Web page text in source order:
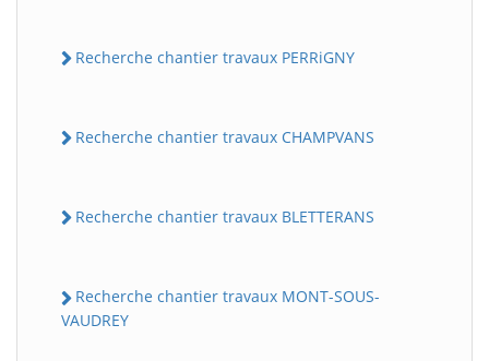
Recherche chantier travaux PERRiGNY
Recherche chantier travaux CHAMPVANS
Recherche chantier travaux BLETTERANS
Recherche chantier travaux MONT-SOUS-
VAUDREY